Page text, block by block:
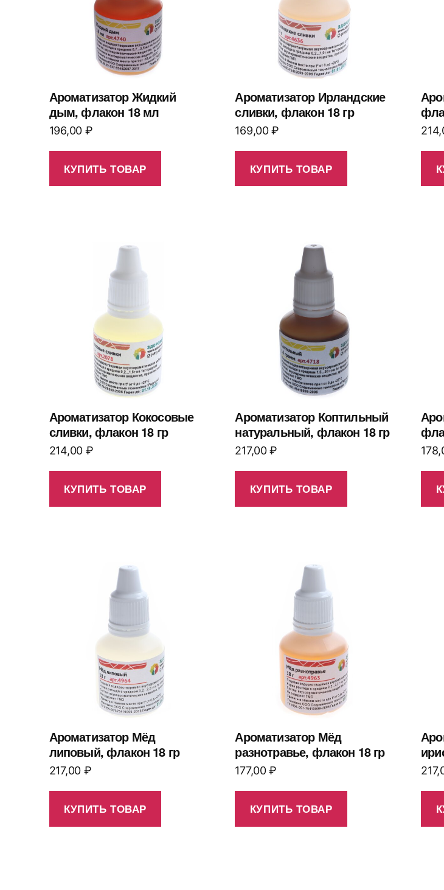
Ароматизатор Жидкий
дым, флакон 18 мл
196,00 ₽
КУПИТЬ ТОВАР
Ароматизатор Ирландские
сливки, флакон 18 гр
169,00₽
КУПИТЬ ТОВАР
Ароматизатор Кокосовые
сливки, флакон 18 гр
214,00 ₽
КУПИТЬ ТОВАР
Ароматизатор Коптильный
натуральный, флакон 18 гр
217,00₽
КУПИТЬ ТОВАР
Ароматизатор Мёд
липовый, флакон 18 гр
217,00 ₽
КУПИТЬ ТОВАР
Ароматизатор Мёд
разнотравье, флакон 18 гр
177,00₽
КУПИТЬ ТОВАР